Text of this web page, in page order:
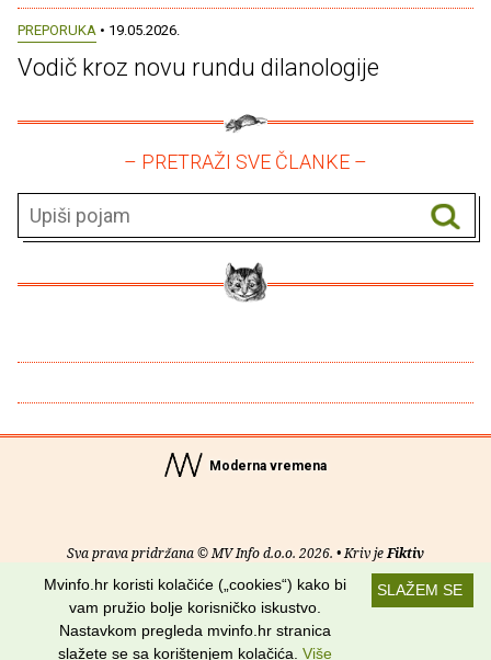
PREPORUKA • 19.05.2026.
Vodič kroz novu rundu dilanologije
– PRETRAŽI SVE ČLANKE –
Moderna vremena
Sva prava pridržana © MV Info d.o.o. 2026. • Kriv jeFiktiv
O nama• Pomoć• Uvjeti korištenja•RSS kanali
Potraži nas na:
SLAŽEM SE
Mvinfo.hr koristi kolačiće („cookies“) kako bi
vam pružio bolje korisničko iskustvo.
Nastavkom pregleda mvinfo.hr stranica
slažete se sa korištenjem kolačića. Više